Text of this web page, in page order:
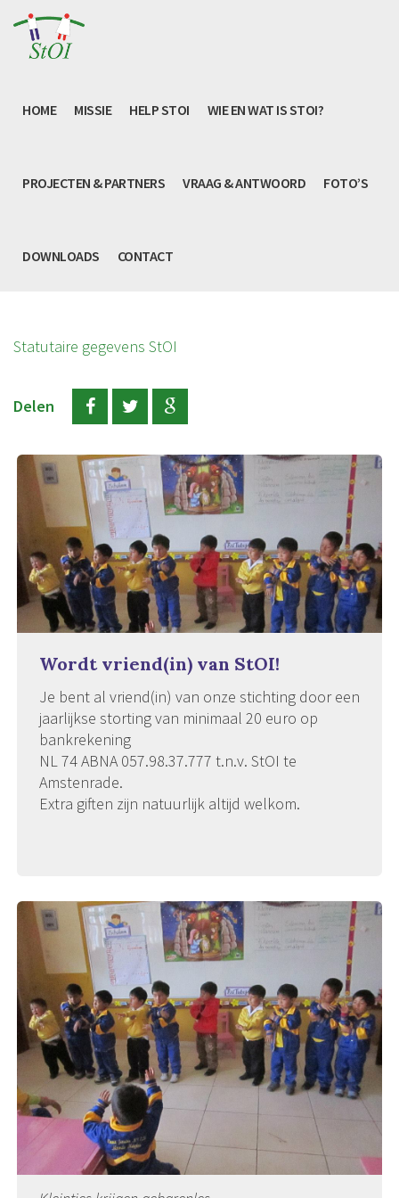
HOME MISSIE HELP STOI WIE EN WAT IS STOI?
PROJECTEN & PARTNERS VRAAG & ANTWOORD FOTO’S
DOWNLOADS CONTACT
Statutaire gegevens StOI
Delen
Wordt vriend(in) van StOI!
Je bent al vriend(in) van onze stichting door een
jaarlijkse storting van minimaal 20 euro op
bankrekening
NL 74 ABNA 057.98.37.777 t.n.v. StOI te
Amstenrade.
Extra giften zijn natuurlijk altijd welkom.